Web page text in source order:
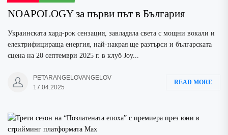
NOAPOLOGY за първи път в България
Украинската хард-рок сензация, завладяла света с мощни вокали и
електрифицираща енергия, най-накрая ще разтърси и българската
сцена на 20 септември 2025 г. в клуб Joy...
PETARANGELOVANGELOV
17.04.2025
READ MORE